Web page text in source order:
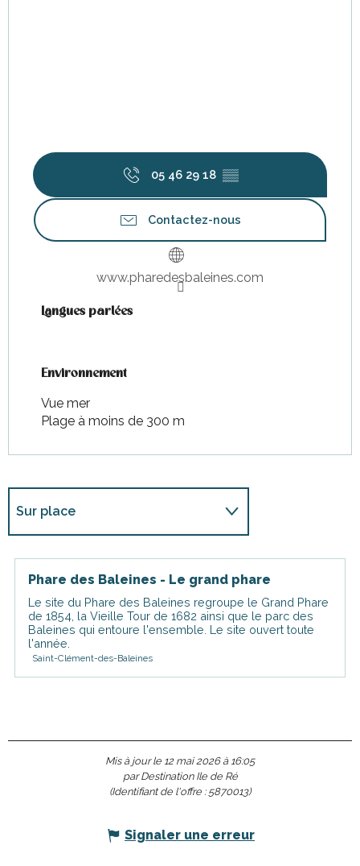
05 46 29 18 ▒▒
Contactez-nous
www.pharedesbaleines.com
Langues parlées
Langues parlées
Environnement
Environnement
Vue mer
Plage à moins de 300 m
Sur place
par...
Phare des Baleines - Le grand phare
Le site du Phare des Baleines regroupe le Grand Phare
de 1854, la Vieille Tour de 1682 ainsi que le parc des
Baleines qui entoure l'ensemble. Le site ouvert toute
l'année.
Saint-Clément-des-Baleines
Mis à jour le 12 mai 2026 à 16:05
par Destination Ile de Ré
(Identifiant de l'offre : 5870013)
Signaler une erreur